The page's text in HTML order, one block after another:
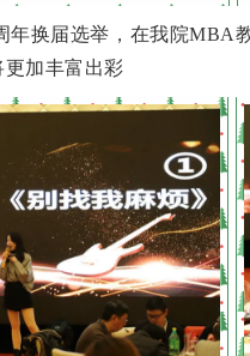
届选举，在我院MBA
加丰富出彩